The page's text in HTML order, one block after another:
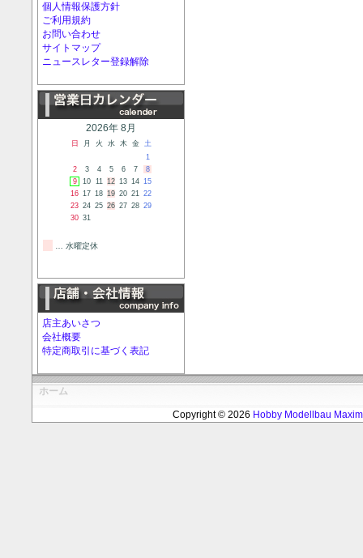
個人情報保護方針
ご利用規約
お問い合わせ
サイトマップ
ニュースレター登録解除
2026年 8月
日 月 火 水 木 金
土
1
2
3 4 5 6 7
8
9
10 11 12 13 14 15
16 17 18 19 20 21 22
23 24 25 26 27 28 29
30 31
… 水曜定休
店主あいさつ
会社概要
特定商取引に基づく表記
ホーム
Copyright © 2026 Hobby Modellbau